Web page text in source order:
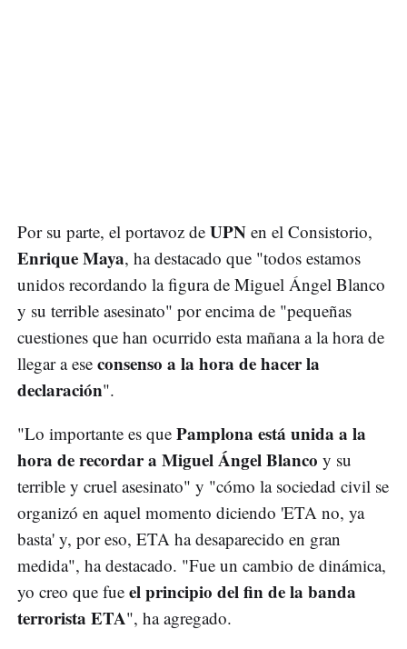
Por su parte, el portavoz de UPN en el Consistorio,
Enrique Maya, ha destacado que "todos estamos
unidos recordando la figura de Miguel Ángel Blanco
y su terrible asesinato" por encima de "pequeñas
cuestiones que han ocurrido esta mañana a la hora de
llegar a ese consenso a la hora de hacer la
declaración".
"Lo importante es que Pamplona está unida a la
hora de recordar a Miguel Ángel Blanco y su
terrible y cruel asesinato" y "cómo la sociedad civil se
organizó en aquel momento diciendo 'ETA no, ya
basta' y, por eso, ETA ha desaparecido en gran
medida", ha destacado. "Fue un cambio de dinámica,
yo creo que fue el principio del fin de la banda
terrorista ETA", ha agregado.